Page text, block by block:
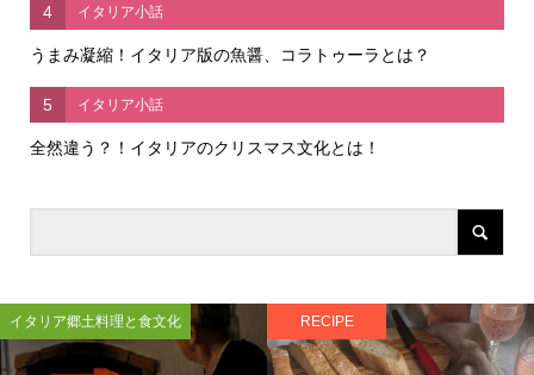
4 イタリア小話
うまみ凝縮！イタリア版の魚醤、コラトゥーラとは？
5 イタリア小話
全然違う？！イタリアのクリスマス文化とは！
イタリア郷土料理と食文化 RECIPE